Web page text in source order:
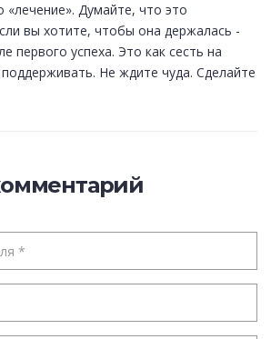
«лечение». Думайте, что это
вы хотите, чтобы она держалась -
первого успеха. Это как сесть на
Не ждите чуда. Сделайте